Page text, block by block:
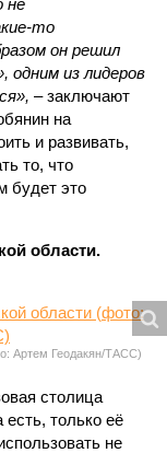
не
то
он решил
одним из лидеров
– заключают
на
и развивать,
то, что
будет это
области.
Артем Геодакян/ТАСС)
столица
только её
не